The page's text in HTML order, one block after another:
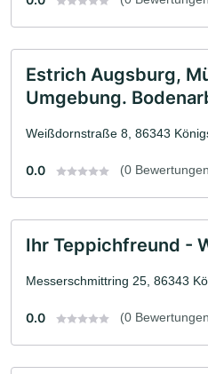
Estrich Augsburg,
Umgebung.
Weißdornstraße 8, 86343
0.0 (0
Ihr Teppichfreund -
Messerschmittring 25, 86343
0.0 (0